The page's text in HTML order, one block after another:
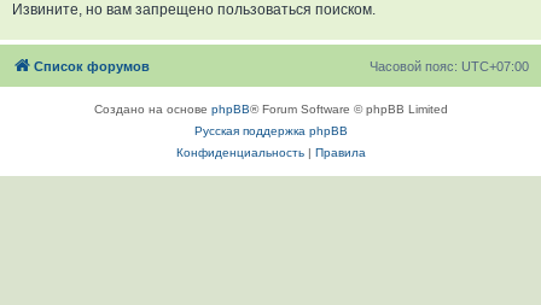
Извините, но вам запрещено пользоваться поиском.
Список форумов Часовой пояс: UTC+07:00
Создано на основе phpBB® Forum Software © phpBB Limited
Русская поддержка phpBB
Конфиденциальность| Правила